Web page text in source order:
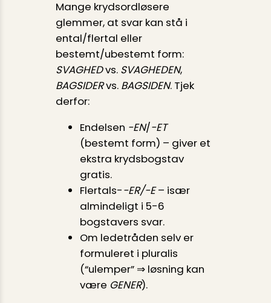
Mange krydsordløsere
glemmer, at svar kan stå i
ental/flertal eller
bestemt/ubestemt form:
SVAGHEDvs. SVAGHEDEN,
BAGSIDERvs. BAGSIDEN. Tjek
derfor:
Endelsen -EN/-ET
(bestemt form) – giver et
ekstra krydsbogstav
gratis.
Flertals--ER/-E– især
almindeligt i 5-6
bogstavers svar.
Om ledetråden selv er
formuleret i pluralis
(“ulemper” ⇒ løsning kan
være GENER).